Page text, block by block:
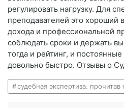
регулировать нагрузку. Для
преподавателей это хороший
дохода и профессиональной
соблюдать сроки и держать
тогда и рейтинг, и
довольно быстро. Отзывы о
судебная экспертиза. прочитав